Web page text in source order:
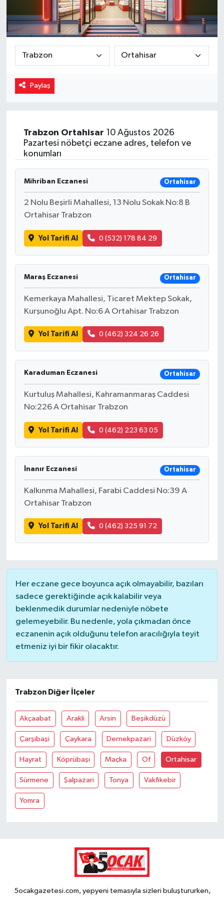
Paylaş
Trabzon Ortahisar 10 Ağustos 2026
Pazartesi nöbetçi eczane adres, telefon ve
konumları
Mihriban Eczanesi Ortahisar
2 Nolu Beşirli Mahallesi, 13 Nolu Sokak No:8 B
Ortahisar Trabzon
Yol Tarifi Al 0 (532) 178 84 29
Maraş Eczanesi Ortahisar
Kemerkaya Mahallesi, Ticaret Mektep Sokak,
Kurşunoğlu Apt. No:6 A Ortahisar Trabzon
Yol Tarifi Al 0 (462) 324 26 26
Karaduman Eczanesi Ortahisar
Kurtuluş Mahallesi, Kahramanmaraş Caddesi
No:226 A Ortahisar Trabzon
Yol Tarifi Al 0 (462) 223 63 05
İnanır Eczanesi Ortahisar
Kalkınma Mahallesi, Farabi Caddesi No:39 A
Ortahisar Trabzon
Yol Tarifi Al 0 (462) 325 91 72
Her eczane gece boyunca açık olmayabilir, bazıları
sadece gerektiğinde açık kalabilir veya
beklenmedik durumlar nedeniyle nöbete
gelemeyebilir. Bu nedenle, yola çıkmadan önce
eczanenin açık olduğunu telefon aracılığıyla teyit
etmeniz iyi bir fikir olacaktır.
Trabzon Diğer İlçeler
Akçaabat Arakli Arsin Beşikdüzü
Çarşibaşi Çaykara Dernekpazari Düzköy
Hayrat Köprübaşi Maçka Of Ortahisar
Sürmene Şalpazari Tonya Vakfikebir
Yomra
5ocakgazetesi.com, yepyeni temasıyla sizleri buluştururken,
Magazin
Sağlık
Spor
Yaşam